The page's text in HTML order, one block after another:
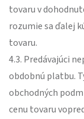
tovaru v
rozumie sa ďalej
tovaru.
4.3. Predávajúci
obdobnú platbu.
obchodných
cenu tovaru